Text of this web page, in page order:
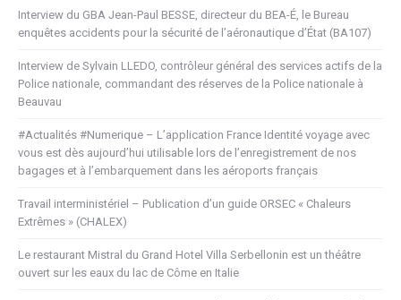
Interview du GBA Jean-Paul BESSE, directeur du BEA-É, le Bureau
enquêtes accidents pour la sécurité de l’aéronautique d’État (BA107)
Interview de Sylvain LLEDO, contrôleur général des services actifs de la
Police nationale, commandant des réserves de la Police nationale à
Beauvau
#Actualités #Numerique – L’application France Identité voyage avec
vous est dès aujourd’hui utilisable lors de l’enregistrement de nos
bagages et à l’embarquement dans les aéroports français
Travail interministériel – Publication d’un guide ORSEC « Chaleurs
Extrêmes » (CHALEX)
Le restaurant Mistral du Grand Hotel Villa Serbellonin est un théâtre
ouvert sur les eaux du lac de Côme en Italie